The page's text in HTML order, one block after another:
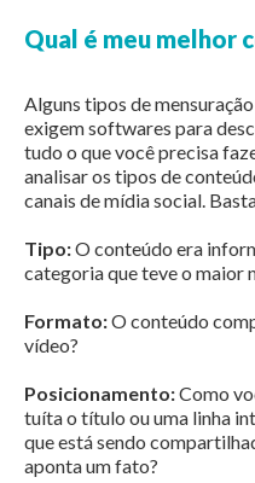
Qual é meu melhor
Alguns tipos de
exigem softwares para
tudo o que você precisa
analisar os tipos de
canais de mídia social.
Tipo:O conteúdo era
categoria que teve o maior
Formato:O conteúdo
vídeo?
Posicionamento:Como
tuíta o título ou uma linha
que está sendo
aponta um fato?